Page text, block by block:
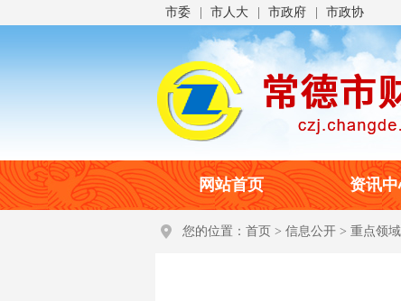
市委 市人大 市政府 市政协
网站首页 资讯
您的位置： 首页 > 信息公开 > 重点领